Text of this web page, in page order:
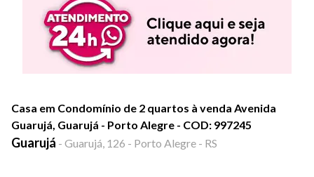
Casa em Condomínio de 2 quartos à venda Avenida
Guarujá, Guarujá - Porto Alegre - COD: 997245
Guarujá - Guarujá, 126 - Porto Alegre - RS